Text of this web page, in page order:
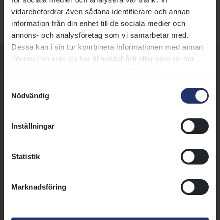
vidarebefordrar även sådana identifierare och annan
information från din enhet till de sociala medier och
annons- och analysföretag som vi samarbetar med.
Dessa kan i sin tur kombinera informationen med annan
information som du har tillhandahållit eller som de har
Nödvändig
Inställningar
Statistik
Marknadsföring
14 juli 2026 | Nyhet
Sommarlöpning för kategori A på
Hästsportens Dag
Käpphästar och ett spännande A-
Läs mer